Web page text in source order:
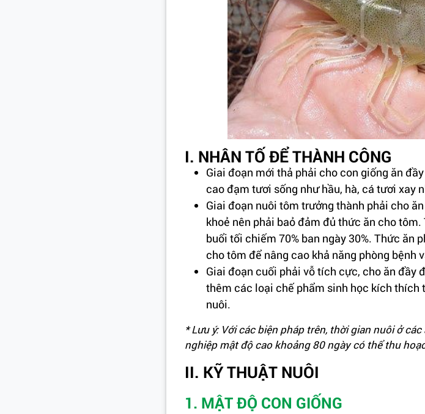
I. NHÂN TỐ ĐỂ THÀNH CÔNG
Giai đoạn mới thả phải cho con giống ăn
cao đạm tươi sống như hầu, hà, cá tươi xay
Giai đoạn nuôi tôm trưởng thành phải cho
khoẻ nên phải baỏ đảm đủ thức ăn cho
buổi tối chiếm 70% ban ngày 30%. Thức ăn
cho tôm để nâng cao khả năng phòng bệnh
Giai đoạn cuối phải vỗ tích cực, cho ăn đầy
thêm các loại chế phẩm sinh học kích thích
nuôi.
* Lưu ý: Với các biện pháp trên, thời gian nuôi ở
nghiệp mật độ cao khoảng 80 ngày có thể thu
II. KỸ THUẬT NUÔI
1. MẬT ĐỘ CON GIỐNG